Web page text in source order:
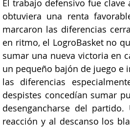
El trabajo defensivo fue clave
obtuviera una renta
marcaron las diferencias
en ritmo, el LogroBasket no
sumar una nueva victoria en
un pequeño bajón de juego e
las diferencias
despistes concedían sumar
desengancharse del
reacción y al descanso los